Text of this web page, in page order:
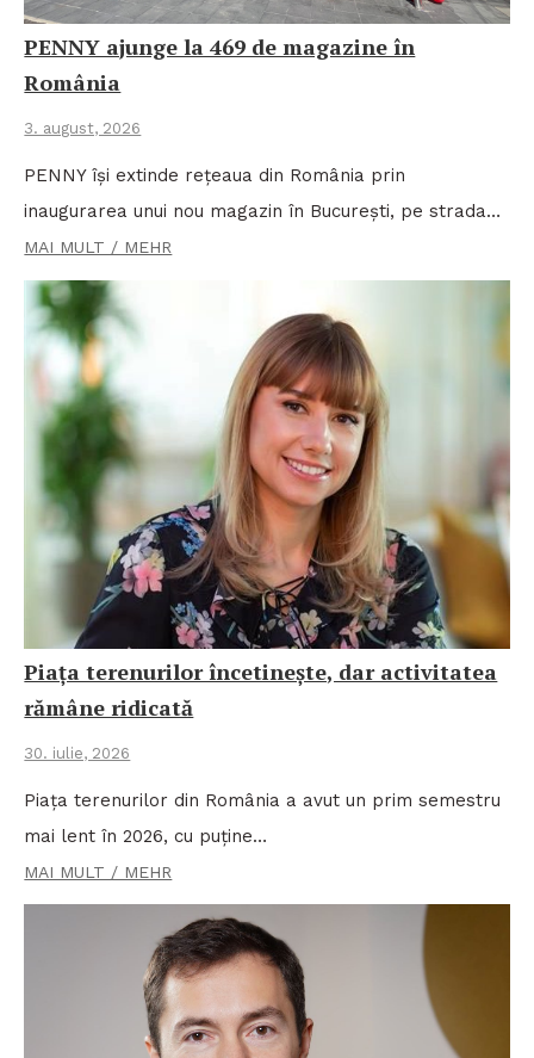
PENNY ajunge la 469 de magazine în
România
3. august, 2026
PENNY își extinde rețeaua din România prin
inaugurarea unui nou magazin în București, pe strada…
MAI MULT / MEHR
Piața terenurilor încetinește, dar activitatea
rămâne ridicată
30. iulie, 2026
Piața terenurilor din România a avut un prim semestru
mai lent în 2026, cu puține…
MAI MULT / MEHR